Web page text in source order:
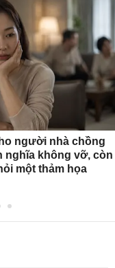
3 tài khoản
thể không có:
già rất dễ rơi
con cái